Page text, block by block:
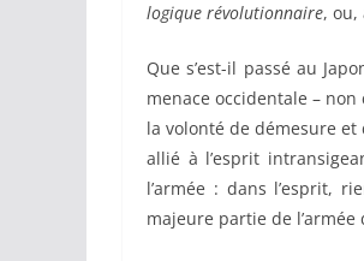
logique révolutionnaire,
Que s’est-il passé au
menace occidentale –
la volonté de démesure et
allié à l’esprit
l’armée : dans l’esprit,
majeure partie de